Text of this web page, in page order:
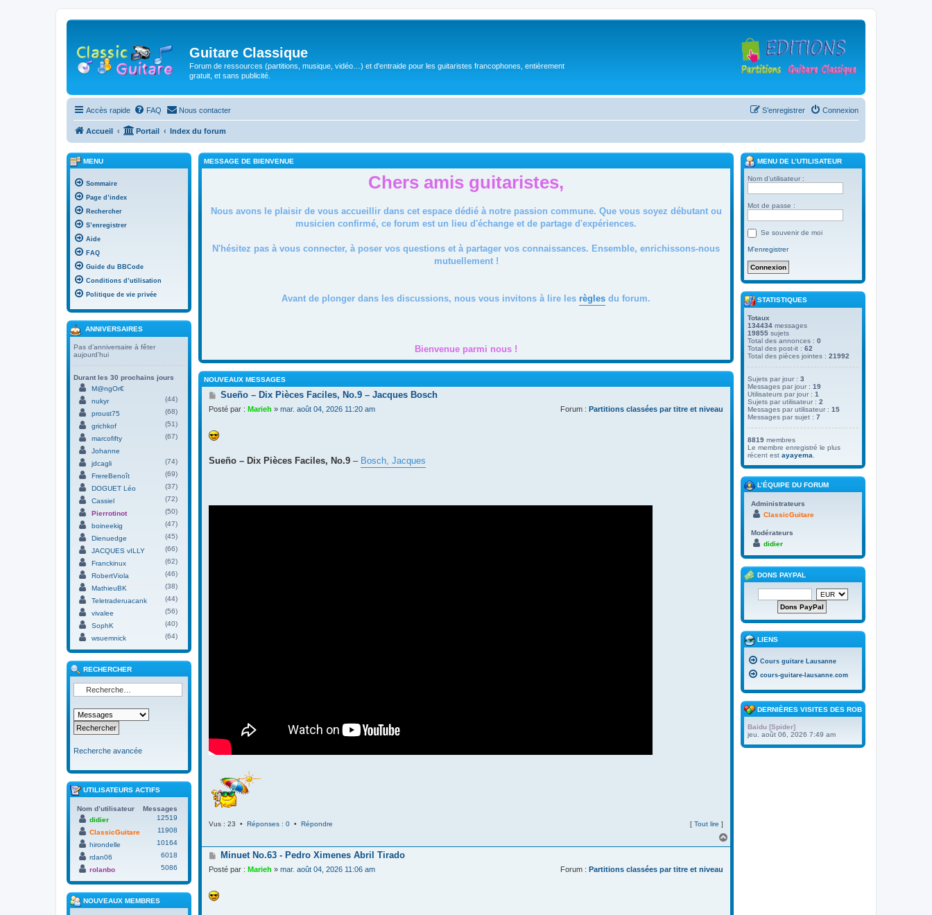
Guitare Classique
Forum de ressources (partitions, musique, vidéo…) et d'entraide pour les guitaristes francophones, entièrement
gratuit, et sans publicité.
Accès rapide FAQ Nous contacter Connexion
S’enregistrer
Accueil Portail Index du forum
MESSAGE DE BIENVENUE
Chers amis guitaristes,
Nous avons le plaisir de vous accueillir dans cet espace dédié à notre passion commune. Que vous soyez débutant ou
musicien confirmé, ce forum est un lieu d'échange et de partage d'expériences.
N'hésitez pas à vous connecter, à poser vos questions et à partager vos connaissances. Ensemble, enrichissons-nous
mutuellement !
Avant de plonger dans les discussions, nous vous invitons à lire les règles du forum.
Bienvenue parmi nous !
NOUVEAUX MESSAGES
M
s
a
g
Sueño – Dix Pièces Faciles, No.9 – Jacques Bosch
Posté par : Marieh » mar. août 04, 2026 11:20 am Forum : Partitions classées par titre et niveau
Sueño – Dix Pièces Faciles, No.9 – Bosch, Jacques
Vus : 23 • Réponses : 0 • Répondre [ Tout lire ]
a
M
s
a
g
Minuet No.63 - Pedro Ximenes Abril Tirado
Posté par : Marieh » mar. août 04, 2026 11:06 am Forum : Partitions classées par titre et niveau
MENU
Sommaire
Page d’index
Rechercher
S’enregistrer
Aide
FAQ
Guide du BBCode
Conditions d’utilisation
Politique de vie privée
ANNIVERSAIRES
Pas d’anniversaire à fêter
aujourd’hui
Durant les 30 prochains jours
M@ngOr€
nukyr
(44)
proust75
(68)
grichkof
(51)
marcofifty
(67)
Johanne
jdcagli
(74)
FrereBenoît
(69)
DOGUET Léo
(37)
Cassiel
(72)
Pierrotinot
(50)
boineekig
(47)
Dienuedge
(45)
JACQUES vILLY
(66)
Franckinux
(62)
RobertViola
(46)
MathieuBK
(38)
Teletraderuacank
(44)
vivalee
(56)
SophK
(40)
wsuemnick
(64)
RECHERCHER
Recherche avancée
UTILISATEURS ACTIFS
Nom d’utilisateur
Messages
didier
12519
ClassicGuitare
11908
hirondelle
10164
rdan06
6018
rolanbo
5086
NOUVEAUX MEMBRES
MENU DE L’UTILISATEUR
Nom d’utilisateur :
Mot de passe :
Se souvenir de moi
M’enregistrer
STATISTIQUES
Totaux
134434 messages
19855 sujets
Total des annonces : 0
Total des post-it : 62
Total des pièces jointes : 21992
Sujets par jour : 3
Messages par jour : 19
Utilisateurs par jour : 1
Sujets par utilisateur : 2
Messages par utilisateur : 15
Messages par sujet : 7
8819 membres
Le membre enregistré le plus
récent est ayayema
L’ÉQUIPE DU FORUM
Administrateurs
ClassicGuitare
Modérateurs
didier
DONS PAYPAL
LIENS
Cours guitare Lausanne
cours-guitare-lausanne.com
DERNIÈRES VISITES DES ROBOTS
Baidu [Spider]
jeu. août 06, 2026 7:49 am